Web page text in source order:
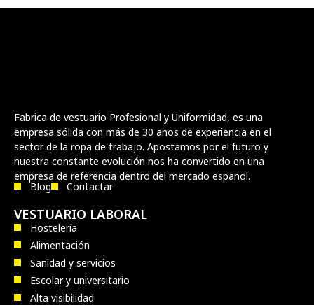
Fabrica de vestuario Profesional y Uniformidad, es una
empresa sólida con más de 30 años de experiencia en el
sector de la ropa de trabajo. Apostamos por el futuro y
nuestra constante evolución nos ha convertido en una
empresa de referencia dentro del mercado español.
Blog Contactar
VESTUARIO LABORAL
Hostelería
Alimentación
Sanidad y servicios
Escolar y universitario
Alta visibilidad